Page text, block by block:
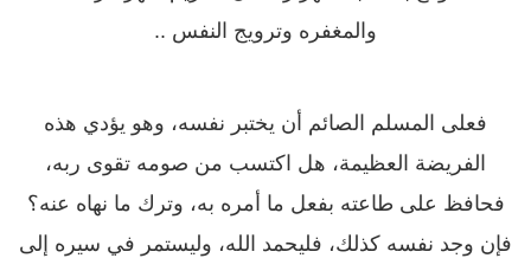
والمغفره وترويج النفس ..
فعلى المسلم الصائم أن يختبر نفسه، وهو يؤدي هذه
الفريضة العظيمة، هل اكتسب من صومه تقوى ربه،
فحافظ على طاعته بفعل ما أمره به، وترك ما نهاه عنه؟
فإن وجد نفسه كذلك، فليحمد الله، وليستمر في سيره إلى